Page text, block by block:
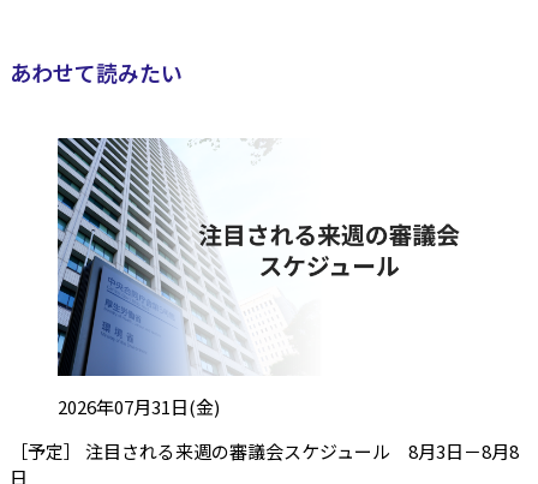
あわせて読みたい
投稿日:2026年07月31日(金)
［予定］ 注目される来週の審議会スケジュール 8月3日－8月8
日